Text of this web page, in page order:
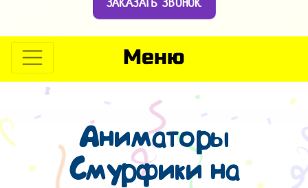
Меню
Аниматоры
Смурфики на